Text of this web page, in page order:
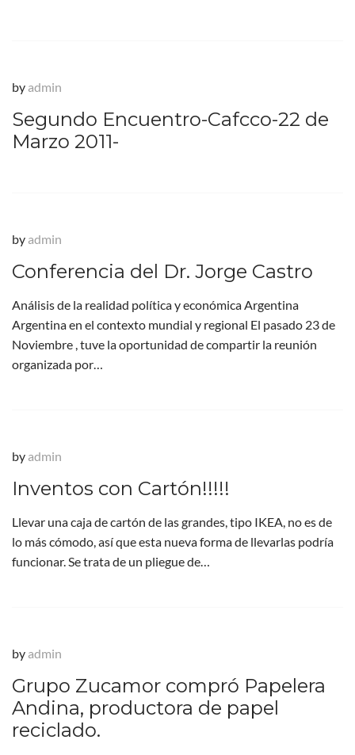
by admin
Segundo Encuentro-Cafcco-22 de
Marzo 2011-
by admin
Conferencia del Dr. Jorge Castro
Análisis de la realidad política y económica Argentina
Argentina en el contexto mundial y regional El pasado 23 de
Noviembre , tuve la oportunidad de compartir la reunión
organizada por…
by admin
Inventos con Cartón!!!!!
Llevar una caja de cartón de las grandes, tipo IKEA, no es de
lo más cómodo, así que esta nueva forma de llevarlas podría
funcionar. Se trata de un pliegue de…
by admin
Grupo Zucamor compró Papelera
Andina, productora de papel
reciclado.